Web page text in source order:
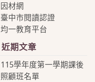
因材網
臺中市閱讀認證
均一教育平台
近期文章
115學年度第一學期課後
照顧班名單